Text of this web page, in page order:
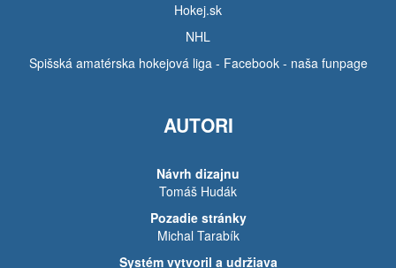
Hokej.sk
NHL
Spišská amatérska hokejová liga - Facebook - naša funpage
AUTORI
Návrh dizajnu
Tomáš Hudák
Pozadie stránky
Michal Tarabík
Systém vytvoril a udržiava